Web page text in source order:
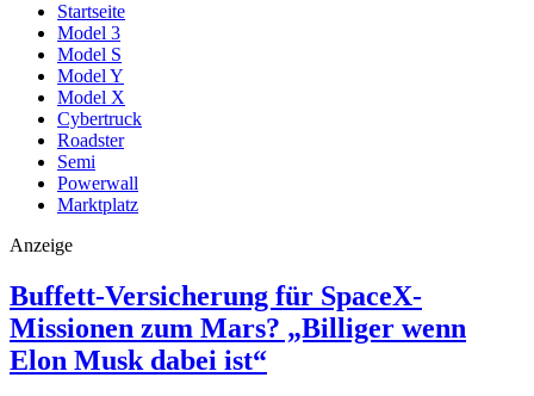
Startseite
Model 3
Model S
Model Y
Model X
Cybertruck
Roadster
Semi
Powerwall
Marktplatz
Anzeige
Buffett-Versicherung für SpaceX-
Missionen zum Mars? „Billiger wenn
Elon Musk dabei ist“